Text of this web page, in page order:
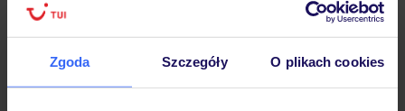
Zgoda Szczegóły O plikach cookies
Hotel